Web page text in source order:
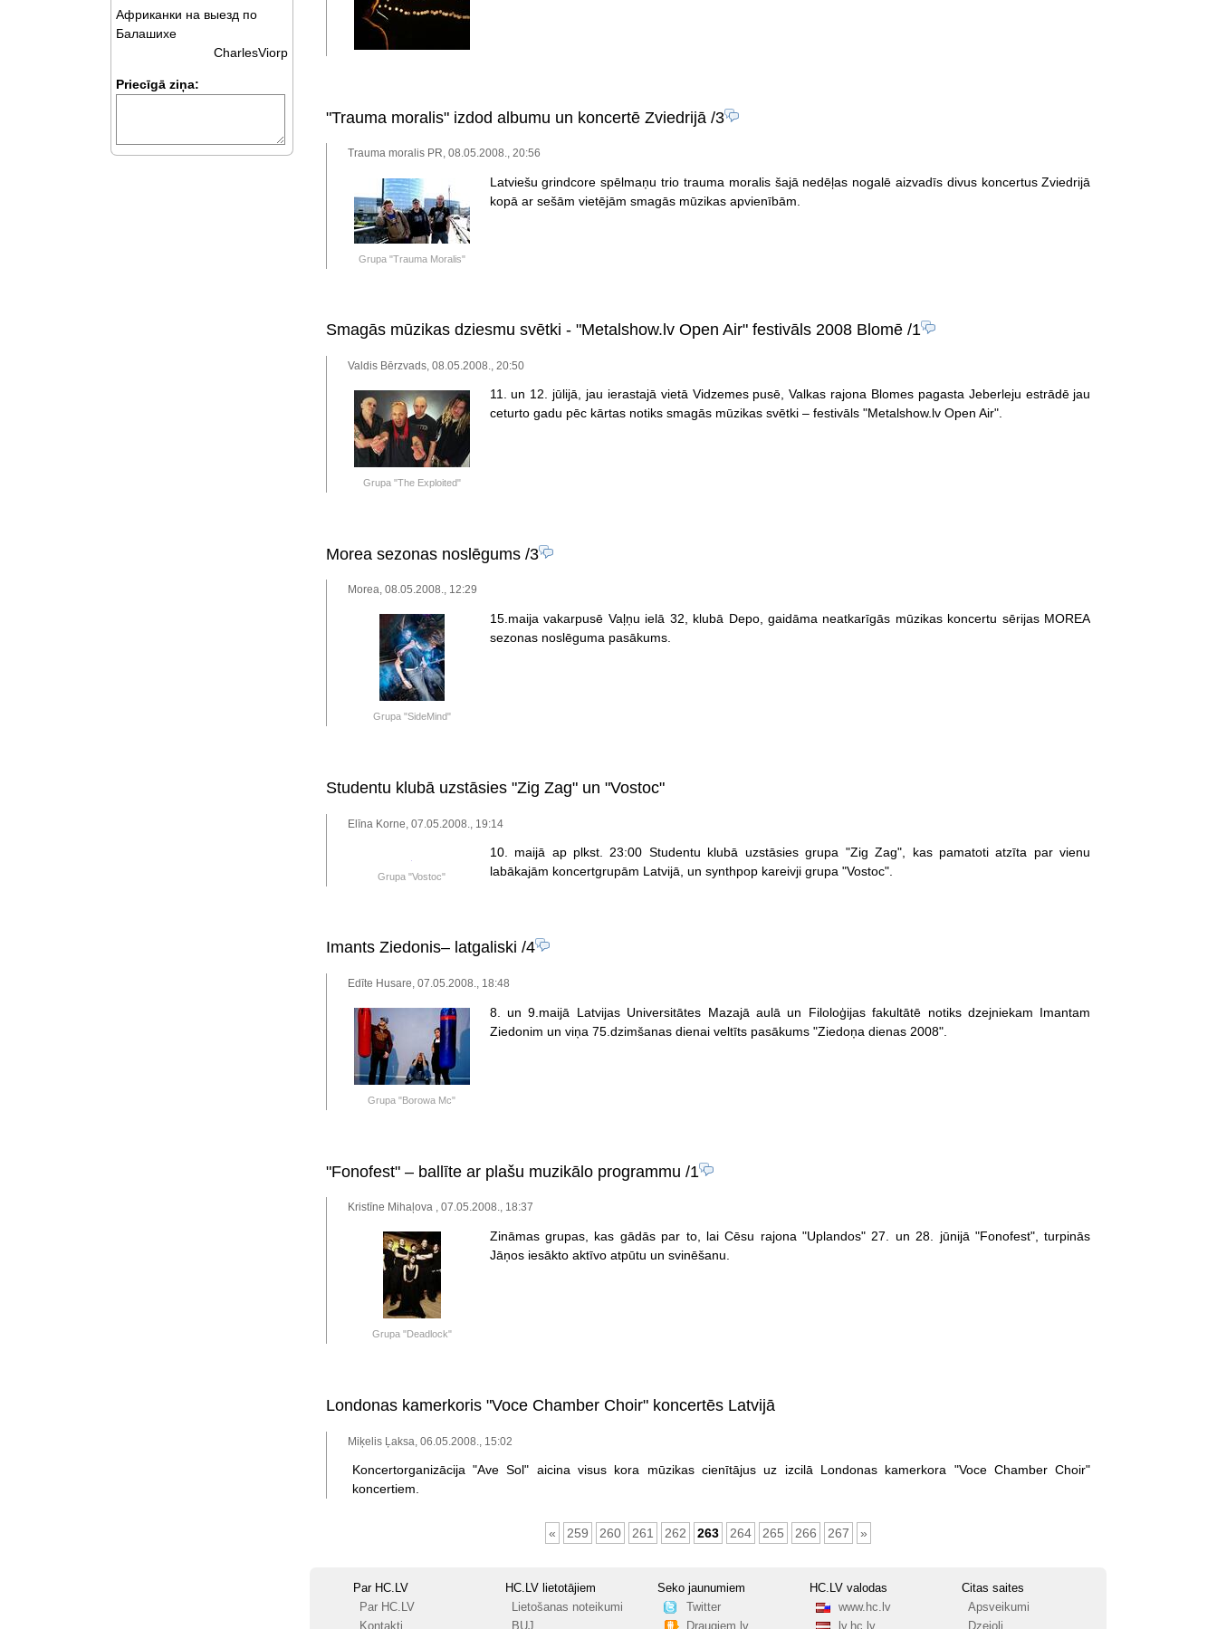
"Trauma moralis" izdod albumu un koncertē Zviedrijā/3
Trauma moralis PR, 08.05.2008., 20:56
Grupa "Trauma Moralis"
Latviešu grindcore spēlmaņu trio trauma moralis šajā nedēļas nogalē aizvadīs divus koncertus Zviedrijā
kopā ar sešām vietējām smagās mūzikas apvienībām.
Smagās mūzikas dziesmu svētki - "Metalshow.lv Open Air" festivāls 2008 Blomē/1
Valdis Bērzvads, 08.05.2008., 20:50
Grupa "The Exploited"
11. un 12. jūlijā, jau ierastajā vietā Vidzemes pusē, Valkas rajona Blomes pagasta Jeberleju estrādē jau
ceturto gadu pēc kārtas notiks smagās mūzikas svētki – festivāls "Metalshow.lv Open Air".
Morea sezonas noslēgums/3
Morea, 08.05.2008., 12:29
Grupa "SideMind"
15.maija vakarpusē Vaļņu ielā 32, klubā Depo, gaidāma neatkarīgās mūzikas koncertu sērijas MOREA
sezonas noslēguma pasākums.
Studentu klubā uzstāsies "Zig Zag" un "Vostoc"
Elīna Korne, 07.05.2008., 19:14
Grupa "Vostoc"
10. maijā ap plkst. 23:00 Studentu klubā uzstāsies grupa "Zig Zag", kas pamatoti atzīta par vienu
labākajām koncertgrupām Latvijā, un synthpop kareivji grupa "Vostoc".
Imants Ziedonis– latgaliski /4
Edīte Husare, 07.05.2008., 18:48
Grupa "Borowa Mc"
8. un 9.maijā Latvijas Universitātes Mazajā aulā un Filoloģijas fakultātē notiks dzejniekam Imantam
Ziedonim un viņa 75.dzimšanas dienai veltīts pasākums "Ziedoņa dienas 2008".
"Fonofest" – ballīte ar plašu muzikālo programmu /1
Kristīne Mihaļova , 07.05.2008., 18:37
Grupa "Deadlock"
Zināmas grupas, kas gādās par to, lai Cēsu rajona "Uplandos" 27. un 28. jūnijā "Fonofest", turpinās
Jāņos iesākto aktīvo atpūtu un svinēšanu.
Londonas kamerkoris "Voce Chamber Choir" koncertēs Latvijā
Miķelis Ļaksa, 06.05.2008., 15:02
Koncertorganizācija "Ave Sol" aicina visus kora mūzikas cienītājus uz izcilā Londonas kamerkora "Voce Chamber Choir"
koncertiem.
« 259 260 261 262 263 264 265 266 267 »
Par HC.LV
Par HC.LV
Kontakti
HC.LV lietotājiem
Lietošanas noteikumi
BUJ
Seko jaunumiem
Twitter
Draugiem.lv
HC.LV valodas
www.hc.lv
lv.hc.lv
Citas saites
Apsveikumi
Dzejoļi
Африканки на выезд по
Балашихе
CharlesViorp
Priecīgā ziņa: